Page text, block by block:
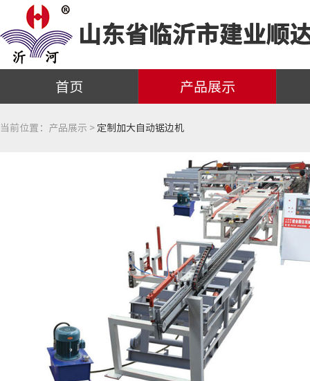
首页 产品展示
当前位置： 产品展示 > 定制加大自动锯边机